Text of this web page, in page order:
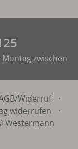
zwischen
Widerruf
·
widerrufen
·
Westermann